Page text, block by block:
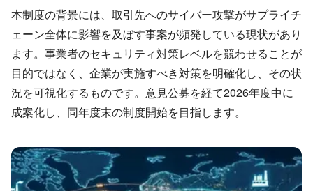
本制度の背景には、取引先へのサイバー攻撃がサプライチ
ェーン全体に影響を及ぼす事案が頻発している現状があり
ます。事業者のセキュリティ対策レベルを競わせることが
目的ではなく、企業が実施すべき対策を明確化し、その状
況を可視化するものです。意見公募を経て2026年度中に
成案化し、同年度末の制度開始を目指します。